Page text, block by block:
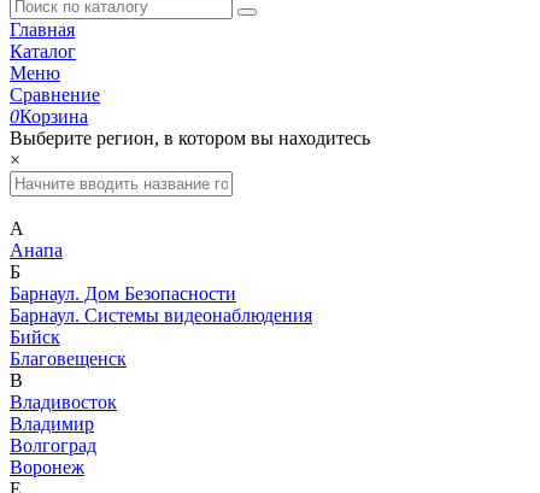
Главная
Каталог
Меню
Сравнение
0Корзина
Выберите регион, в котором вы находитесь
×
А
Анапа
Б
Барнаул. Дом Безопасности
Барнаул. Системы видеонаблюдения
Бийск
Благовещенск
В
Владивосток
Владимир
Волгоград
Воронеж